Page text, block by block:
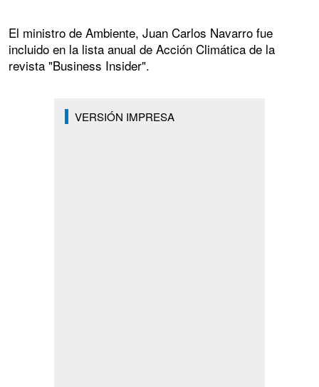
El ministro de Ambiente, Juan Carlos Navarro fue
incluido en la lista anual de Acción Climática de la
revista "Business Insider".
VERSIÓN IMPRESA